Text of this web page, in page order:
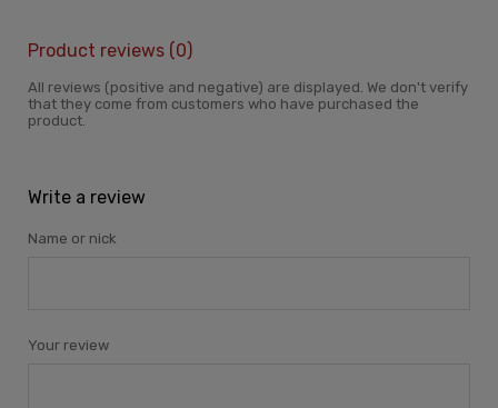
Product reviews (0)
All reviews (positive and negative) are displayed. We don't verify
that they come from customers who have purchased the
product.
Write a review
Name or nick
Your review